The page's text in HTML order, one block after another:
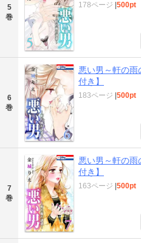
5
巻
178ページ 500pt
6
巻
悪い男～軒の雨
付き】
183ページ 500pt
7
巻
悪い男～軒の雨
付き】
163ページ 500pt